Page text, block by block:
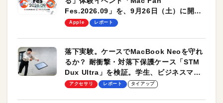
Fes.2026.09」を、9月26日（土）に開催
します！
Apple レポート
落下実験。ケースでMacBook Neoを守れ
るか？ 耐衝撃・対落下保護ケース「STM
Dux Ultra」を検証。学生、ビジネスマン
のモバイルユースに最適！
アクセサリ レポート タイアップ